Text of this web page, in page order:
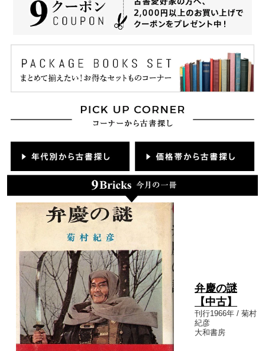
弁慶の謎
【中古】
刊行1966年 / 菊村
紀彦
大和書房